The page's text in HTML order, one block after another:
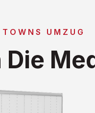
UMZUG